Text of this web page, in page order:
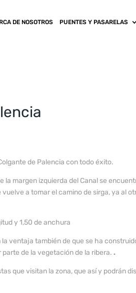
DE NOSOTROS PUENTES Y PASARELAS
de Palencia con todo éxito.
la margen izquierda del Canal se
a tomar el camino de sirga, ya al
y 1,50 de anchura
ventaja también de que se ha
de la vegetación de la ribera. .
que visitan la zona, que así y podrán